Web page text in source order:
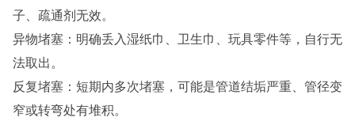
子、疏通剂无效。
异物堵塞：明确丢入湿纸巾、卫生巾、玩具零件等，自行无
法取出。
反复堵塞：短期内多次堵塞，可能是管道结垢严重、管径变
窄或转弯处有堆积。